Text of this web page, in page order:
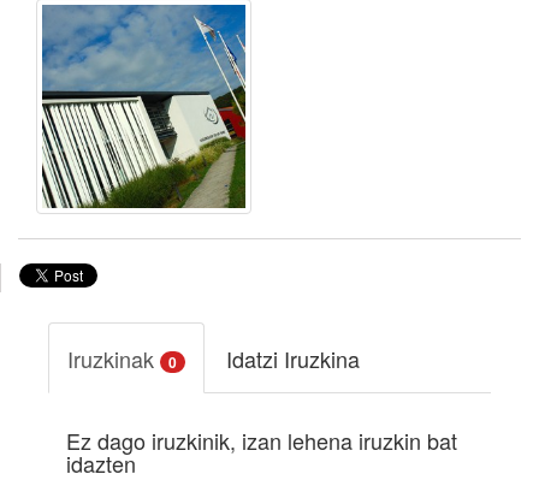
Iruzkinak 0 Idatzi Iruzkina
Ez dago iruzkinik, izan lehena iruzkin bat
idazten